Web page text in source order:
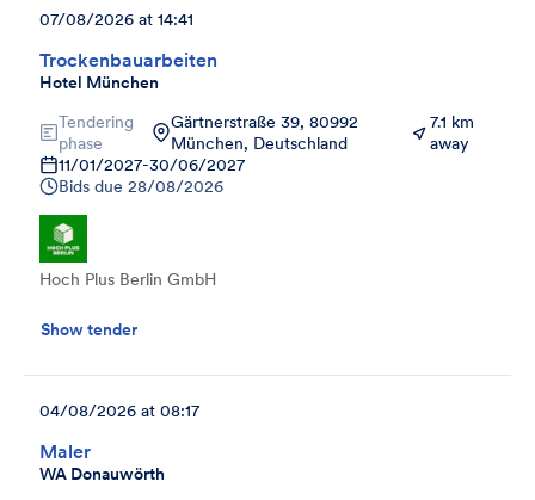
Trockenbauarbeiten
Hotel München
07/08/2026 at 14:41
Tendering
phase
Gärtnerstraße 39, 80992
München, Deutschland
7.1 km
away
11/01/2027-30/06/2027
Bids due 28/08/2026
Hoch Plus Berlin GmbH
Show tender
Maler
WA Donauwörth
04/08/2026 at 08:17